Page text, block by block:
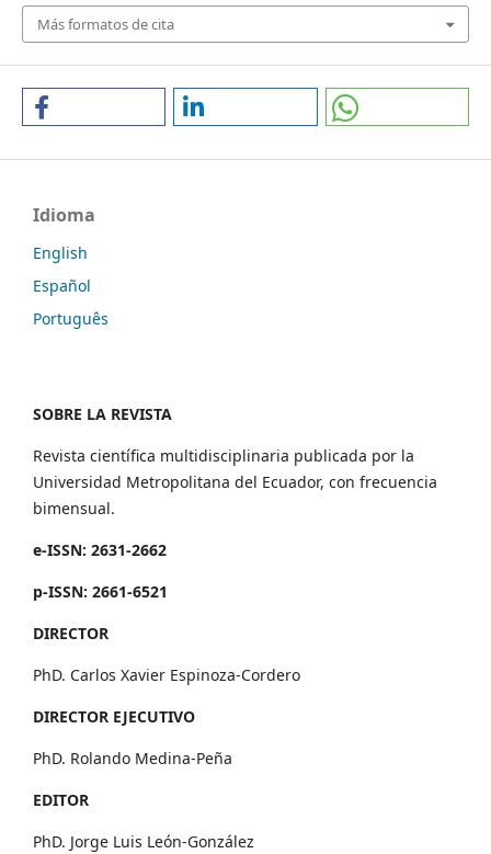
Más formatos de cita
Idioma
English
Español
Português
SOBRE LA REVISTA
Revista científica multidisciplinaria publicada por la
Universidad Metropolitana del Ecuador, con frecuencia
bimensual.
e-ISSN: 2631-2662
p-ISSN: 2661-6521
DIRECTOR
PhD. Carlos Xavier Espinoza-Cordero
DIRECTOR EJECUTIVO
PhD. Rolando Medina-Peña
EDITOR
PhD. Jorge Luis León-González